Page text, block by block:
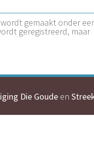
gemaakt onder
geregistreerd, maar
Die Goude en